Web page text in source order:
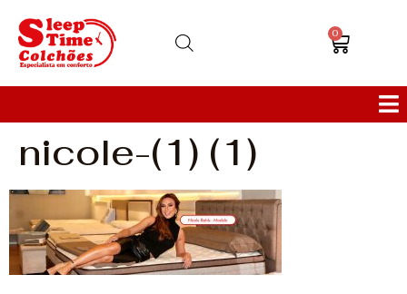
0
Colchões
Bases
Sofás
nicole-(1) (1)